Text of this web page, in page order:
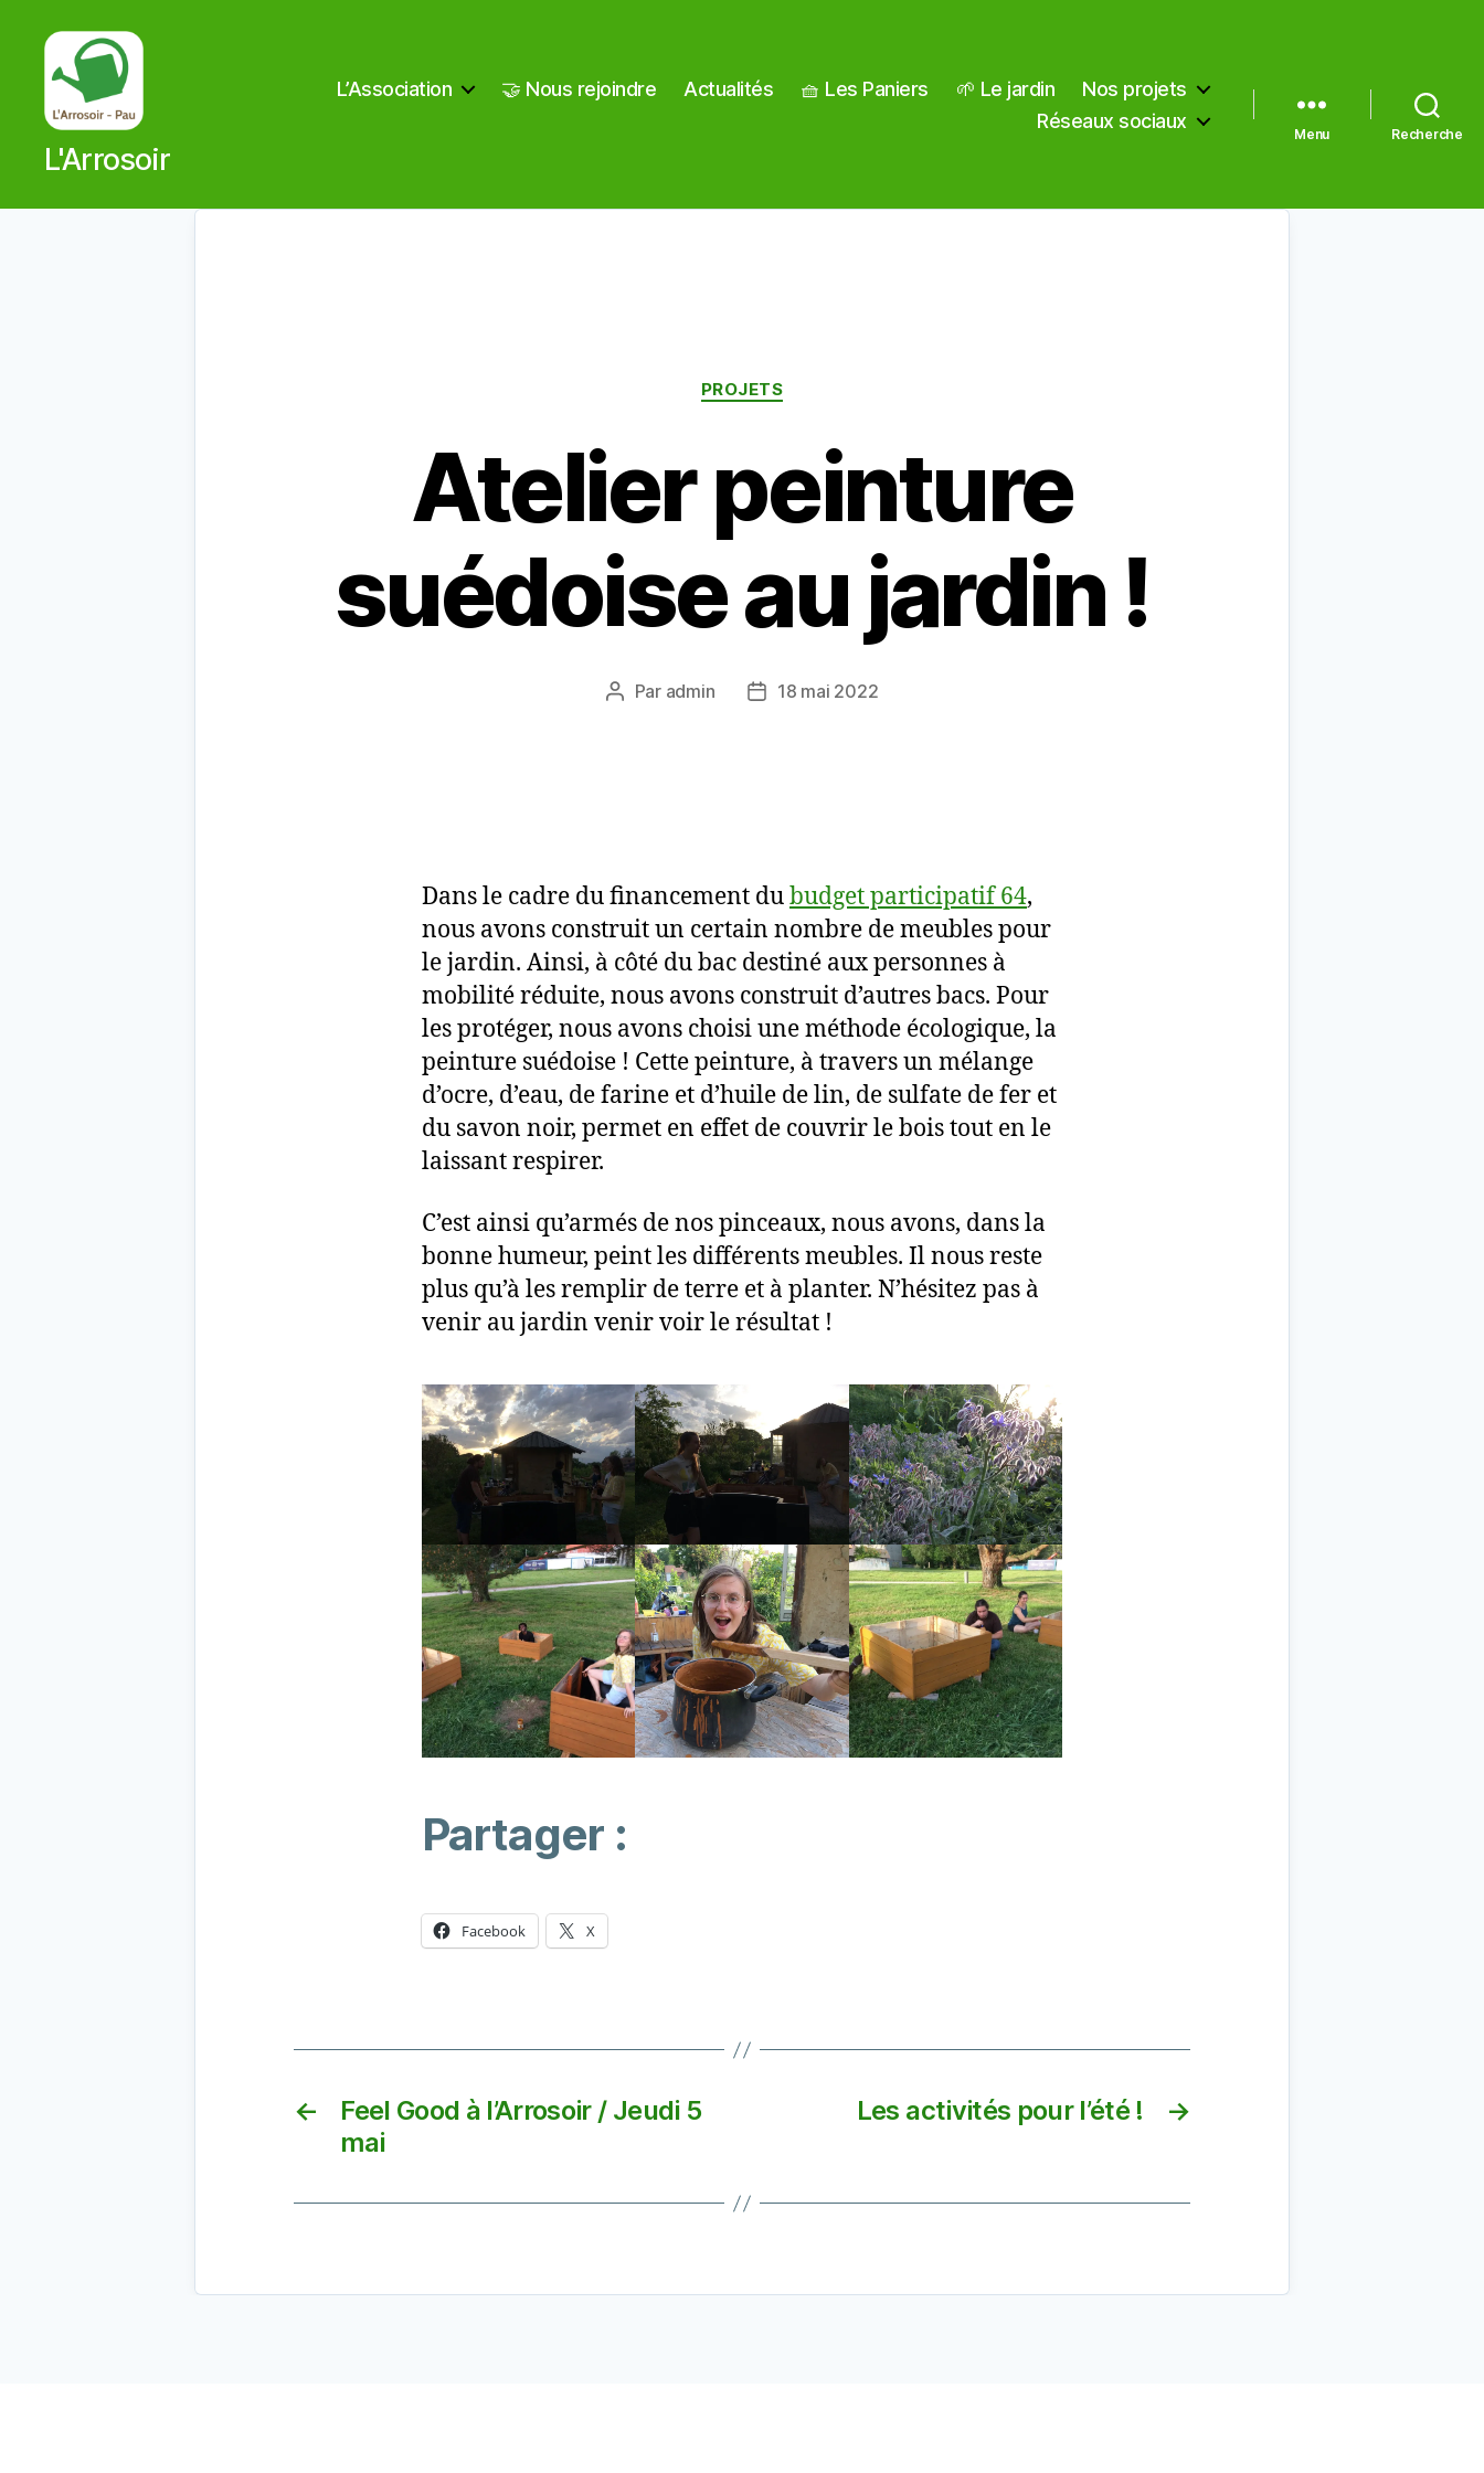
L'Arrosoir
L’Association 🤝 Nous rejoindre Actualités 🧺 Les Paniers 🌱 Le jardin
Nos projets
Réseaux sociaux
Menu Recherche
Catégories
PROJETS
Atelier peinture
suédoise au jardin !
Auteur
Par admin
Date18 mai 2022
Dans le cadre du financement dubudget participatif 64,
nous avons construit un certain nombre de meubles pour
le jardin. Ainsi, à côté du bac destiné aux personnes à
mobilité réduite, nous avons construit d’autres bacs. Pour
les protéger, nous avons choisi une méthode écologique, la
peinture suédoise ! Cette peinture, à travers un mélange
d’ocre, d’eau, de farine et d’huile de lin, de sulfate de fer et
du savon noir, permet en effet de couvrir le bois tout en le
laissant respirer.
C’est ainsi qu’armés de nos pinceaux, nous avons, dans la
bonne humeur, peint les différents meubles. Il nous reste
plus qu’à les remplir de terre et à planter. N’hésitez pas à
venir au jardin venir voir le résultat !
Partager :
Facebook X
←
Feel Good à l’Arrosoir / Jeudi 5
mai
→
Les activités pour l’été !